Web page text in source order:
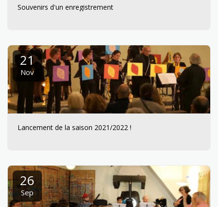
Souvenirs d'un enregistrement
21
Nov
Lancement de la saison 2021/2022 !
26
Sep